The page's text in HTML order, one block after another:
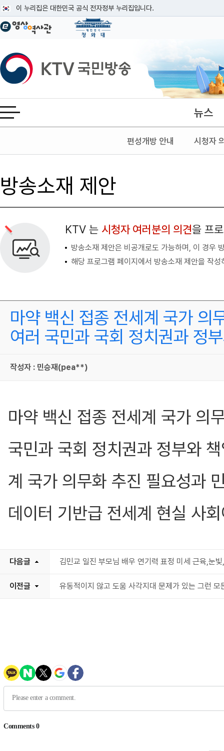
이 누리집은 대한민국 공식 전자정부 누리집입니다.
공식 누리집 주소 확인하기
이밖에 or.kr 또는 .kr등 다른 도메인 주소를 사용하고 있다면 아래 URL에서
운영중인 공식 누리집보기
KTV국민방송
전체메뉴 열기 뉴스
편성개방 안내 시청자
본문
방송소재 제안
KTV 는 시청자 여러분의 의견을 프
방송소재 제안은 비공개로도 가능하며, 이 경우
해당 프로그램 페이지에서 방송소재 제안을 작성
마약 백신 접종 전세계 국가 의
여러 국민과 국회 정치권과 정
작성자 : 민승재(pea**)
마약 백신 접종 전세계 국가 의
국민과 국회 정치권과 정부와
계 국가 의무화 추진 필요성과
데이터 기반급 전세계 현실 사
다음글 김민교 일진 부모님 배우 연기력 표정 미세 근육,눈
이전글 유동적이지 않고 도움 사각지대 문제가 있는 그런